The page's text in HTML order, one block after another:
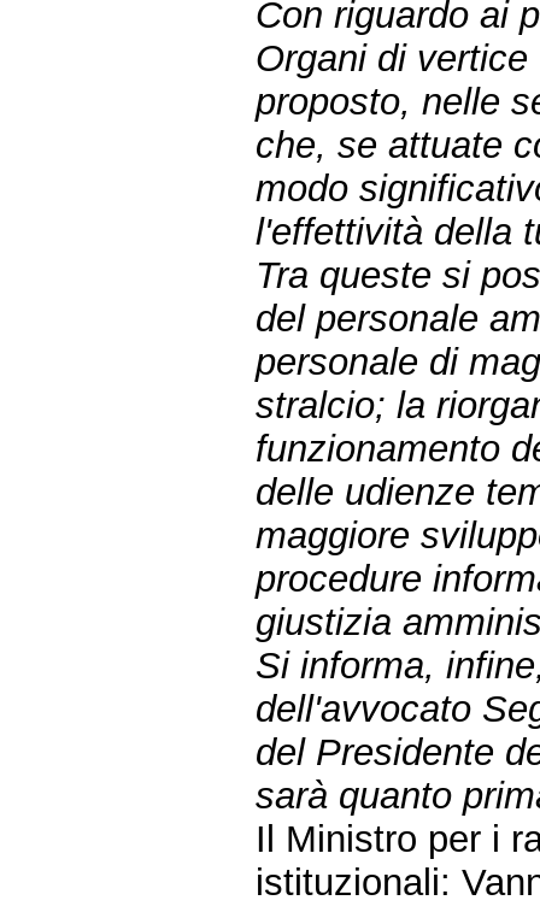
Con riguardo ai
Organi di
proposto, nelle
che, se attuate
modo
l'effettività della
Tra queste si
del personale
personale di
stralcio; la
funzionamento
delle udienze
maggiore
procedure
giustizia
Si informa,
dell'avvocato
del Presidente
sarà quanto
Il Ministro per i
istituzionali: